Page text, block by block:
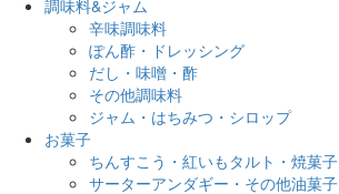
調味料&ジャム
辛味調味料
ぽん酢・ドレッシング
だし・味噌・酢
その他調味料
ジャム・はちみつ・シロップ
お菓子
ちんすこう・紅いもタルト・焼菓子
サーターアンダギー・その他油菓子